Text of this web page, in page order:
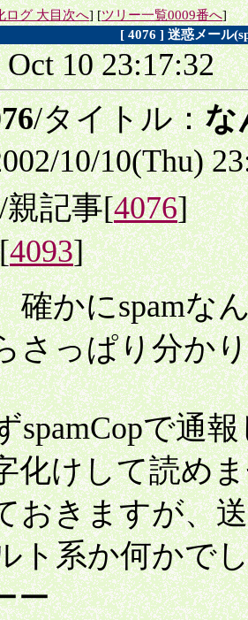
ログ 大目次へ] [ツリー一覧0009番へ]
[ 4076 ] 迷惑メール
10 23:17:32
/タイトル：な
10/10(Thu)
/親記事[4076]
4093]
確かにspamな
さっぱり分か
spamCopで通
化けして読め
おきますが、
ト系か何かで
ー